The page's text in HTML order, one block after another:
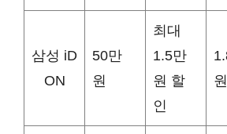
삼성 iD
ON
50만
원
최대
1.5만
원 할
인
원